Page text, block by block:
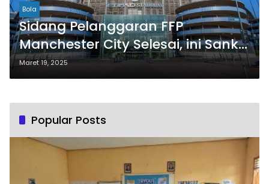
Bola
Sidang Pelanggaran FFP
Manchester City Selesai, ini Sanksi
yang Diterima
Maret 19, 2025
Popular Posts